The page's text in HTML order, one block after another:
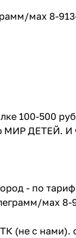
мах 8-
100-500
МИР ДЕТЕЙ. И
- по
мах 8-
(не с нами).